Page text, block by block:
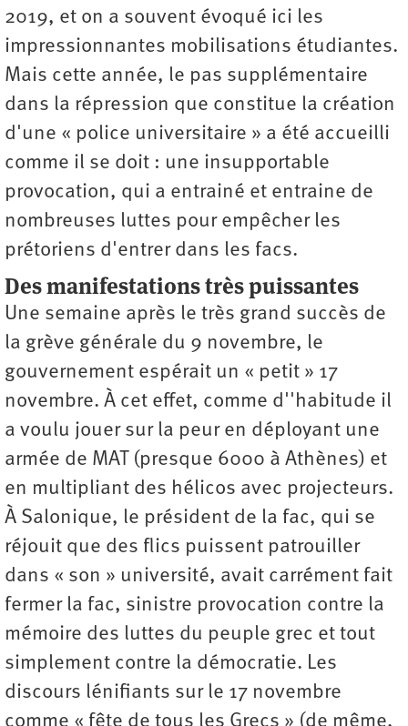
2019, et on a souvent évoqué ici les
impressionnantes mobilisations étudiantes.
Mais cette année, le pas supplémentaire
dans la répression que constitue la création
d'une « police universitaire » a été accueilli
comme il se doit : une insupportable
provocation, qui a entrainé et entraine de
nombreuses luttes pour empêcher les
prétoriens d'entrer dans les facs.
Des manifestations très puissantes
Une semaine après le très grand succès de
la grève générale du 9 novembre, le
gouvernement espérait un « petit » 17
novembre. À cet effet, comme d''habitude il
a voulu jouer sur la peur en déployant une
armée de MAT (presque 6000 à Athènes) et
en multipliant des hélicos avec projecteurs.
À Salonique, le président de la fac, qui se
réjouit que des flics puissent patrouiller
dans « son » université, avait carrément fait
fermer la fac, sinistre provocation contre la
mémoire des luttes du peuple grec et tout
simplement contre la démocratie. Les
discours lénifiants sur le 17 novembre